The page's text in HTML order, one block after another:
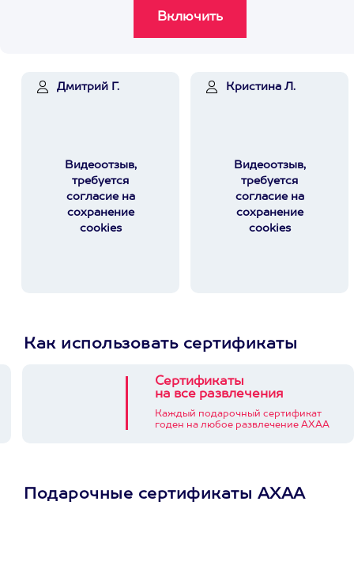
Дмитрий Г.
Видеоотзыв,
требуется
согласие на
сохранение
cookies
Кристина Л.
Видеоотзыв,
требуется
согласие на
сохранение
cookies
Как использовать сертификаты
Сертификаты
на все развлечения
Каждый подарочный сертификат
годен на любое развлечение АХАА
Подарочные сертификаты АХАА